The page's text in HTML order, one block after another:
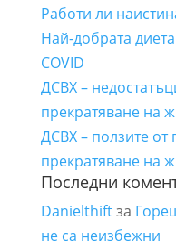
Работи ли
Най-добрата
COVID
ДСВХ –
прекратяване на
ДСВХ – ползите от
прекратяване на
Последни
Danielthiftза
не са неизбежни